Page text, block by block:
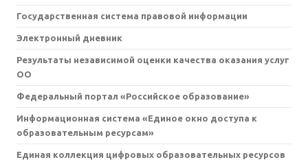
Государственная система правовой информации
Электронный дневник
Результаты независимой оценки качества оказания услуг
ОО
Федеральный портал «Российское образование»
Информационная система «Единое окно доступа к
образовательным ресурсам»
Единая коллекция цифровых образовательных ресурсов